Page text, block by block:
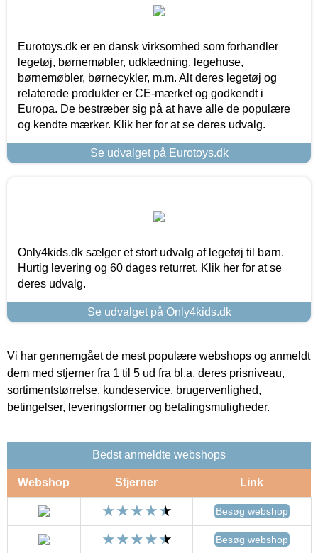
Eurotoys.dk er en dansk virksomhed som forhandler
legetøj, børnemøbler, udklædning, legehuse,
børnemøbler, børnecykler, m.m. Alt deres legetøj og
relaterede produkter er CE-mærket og godkendt i
Europa. De bestræber sig på at have alle de populære
og kendte mærker. Klik her for at se deres udvalg.
Se udvalget på Eurotoys.dk
Only4kids.dk sælger et stort udvalg af legetøj til børn.
Hurtig levering og 60 dages returret. Klik her for at se
deres udvalg.
Se udvalget på Only4kids.dk
Vi har gennemgået de mest populære webshops og anmeldt
dem med stjerner fra 1 til 5 ud fra bl.a. deres prisniveau,
sortimentstørrelse, kundeservice, brugervenlighed,
betingelser, leveringsformer og betalingsmuligheder.
Bedst anmeldte webshops
Webshop Stjerner Link
Besøg webshop
Besøg webshop